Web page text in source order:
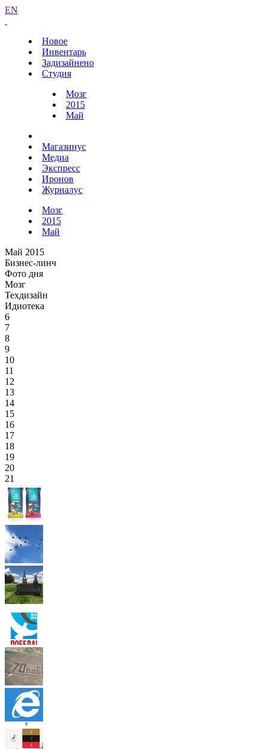
EN
Новое
Инвентарь
Задизайнено
Студия
Мозг
2015
Май
Магазинус
Медиа
Экспресс
Иронов
Журналус
Мозг
2015
Май
Май 2015
Бизнес-линч
Фото дня
Мозг
Техдизайн
Идиотека
6
7
8
9
10
11
12
13
14
15
16
17
18
19
20
21